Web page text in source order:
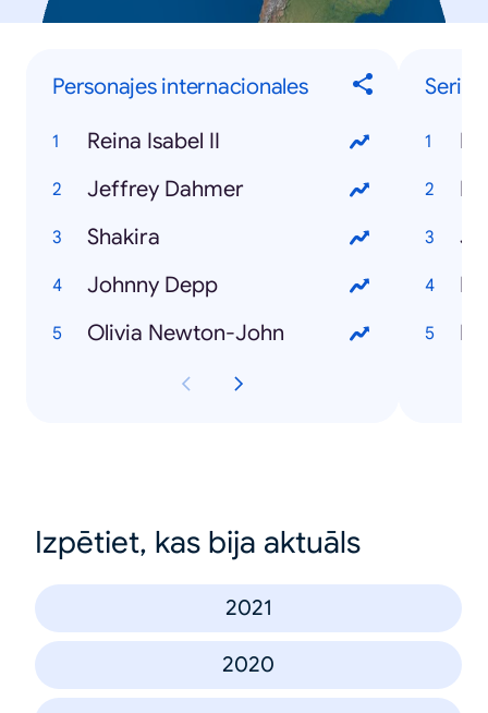
Personajes internacionales
Reina Isabel II
Jeffrey Dahmer
Shakira
Johnny Depp
Olivia Newton-John
Izpētiet, kas bija aktuāls
2021
2020